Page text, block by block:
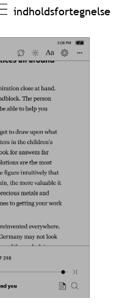
indholdsfortegnelse